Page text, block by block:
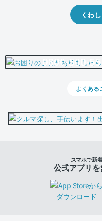
くわ
0800-500-
よくある
スマホで新
公式アプリ